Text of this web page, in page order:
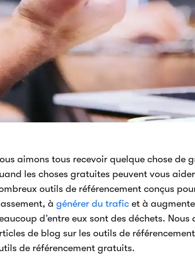
aimons tous recevoir quelque chose de
les choses gratuites peuvent vous
outils de référencement conçus
à générer du trafic et à
d’entre eux sont des déchets.
de blog sur les outils de
de référencement gratuits.